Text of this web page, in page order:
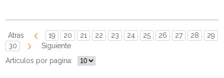
Atras 19 20 21 22 23 24 25 26 27 28
29
30
Siguiente
Articulos por pagina: